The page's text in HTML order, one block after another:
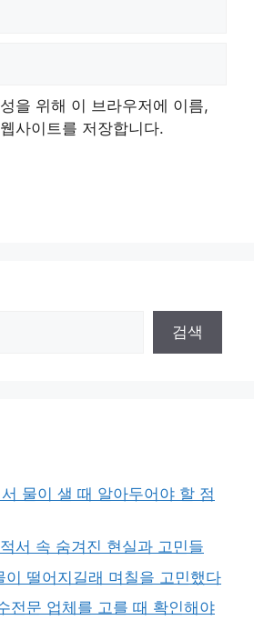
을 위해 이 브라우저에 이름,
사이트를 저장합니다.
검색
물이 샐 때 알아두어야 할 점
서 속 숨겨진 현실과 고민들
이 떨어지길래 며칠을 고민했다
전문 업체를 고를 때 확인해야